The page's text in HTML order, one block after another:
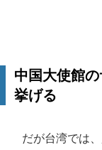
中国大使館
挙げる
だが台湾では